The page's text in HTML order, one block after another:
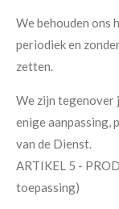
We behouden ons
periodiek en
zetten.
We zijn tegenover
enige
van de Dienst.
ARTIKEL 5 -
toepassing)